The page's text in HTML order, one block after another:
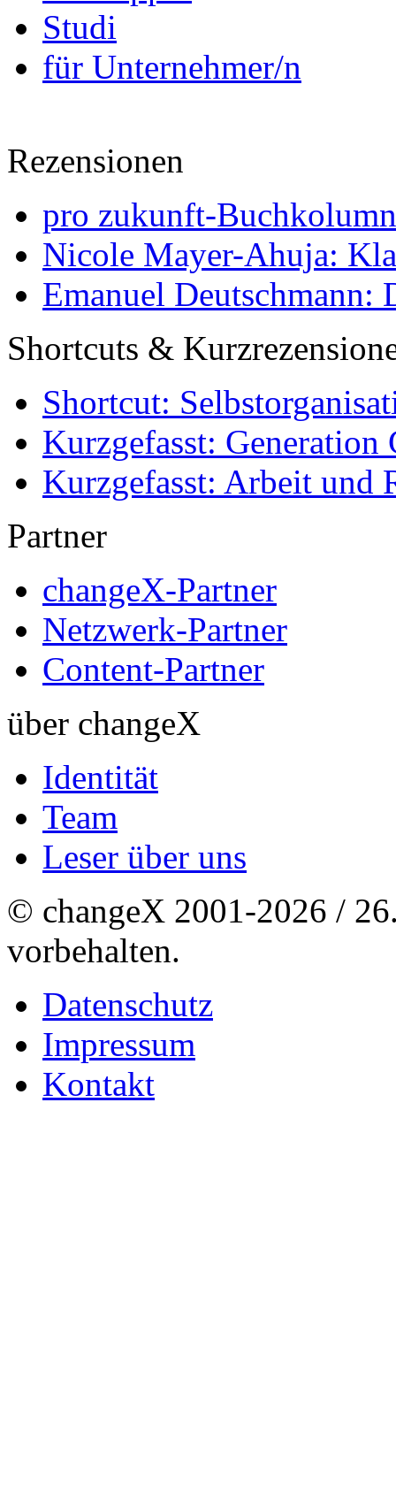
Studi
für Unternehmer/n
Rezensionen
pro zukunft-
Nicole Mayer-Ahuja:
Emanuel Deutschmann:
Shortcuts &
Shortcut:
Kurzgefasst: Generation
Kurzgefasst: Arbeit und
Partner
changeX-Partner
Netzwerk-Partner
Content-Partner
über changeX
Identität
Team
Leser über uns
© changeX 2001-2026 /
vorbehalten.
Datenschutz
Impressum
Kontakt